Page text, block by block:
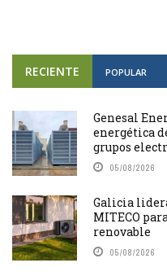
RECIENTE POPULAR
Genesal
energética
grupos
05/08/2026
Galicia
MITECO
renovable
05/08/2026